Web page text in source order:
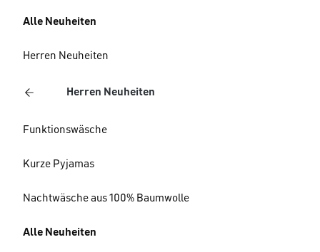
Alle Neuheiten
Herren Neuheiten
Herren Neuheiten
Funktionswäsche
Kurze Pyjamas
Nachtwäsche aus 100% Baumwolle
Alle Neuheiten